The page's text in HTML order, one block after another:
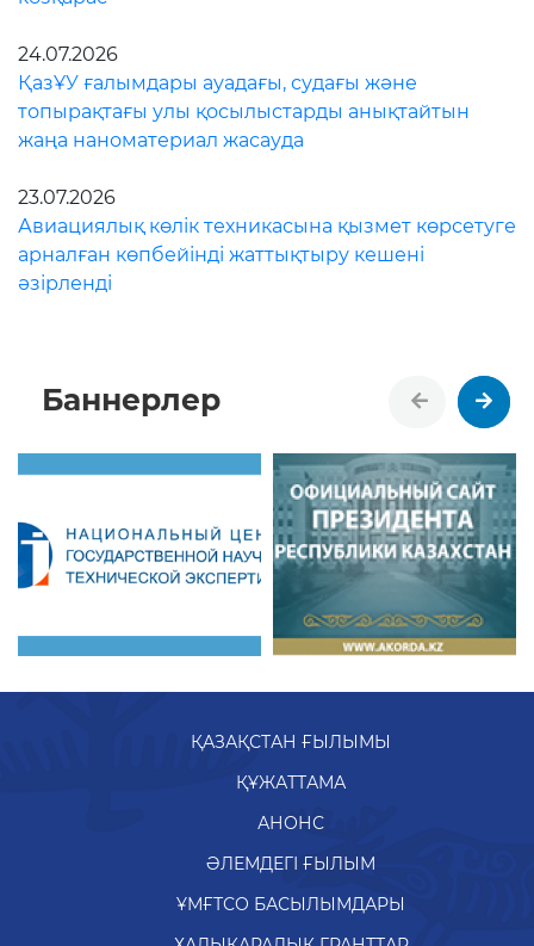
24.07.2026
ҚазҰУ ғалымдары ауадағы, судағы және
топырақтағы улы қосылыстарды анықтайтын
жаңа наноматериал жасауда
23.07.2026
Авиациялық көлік техникасына қызмет көрсетуге
арналған көпбейінді жаттықтыру кешені
әзірленді
Баннерлер
ҚАЗАҚСТАН ҒЫЛЫМЫ
ҚҰЖАТТАМА
АНОНС
ӘЛЕМДЕГІ ҒЫЛЫМ
ҰМҒТСО БАСЫЛЫМДАРЫ